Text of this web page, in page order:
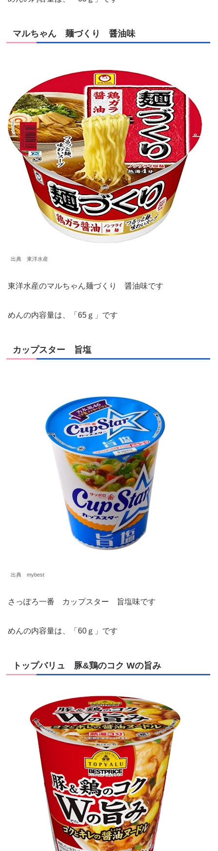
マルちゃん 麺づくり 醤油味
出典 東洋水産
東洋水産のマルちゃん麺づくり 醤油味です
めんの内容量は、「65ｇ」です
カップスター 旨塩
出典 mybest
さっぽろ一番 カップスター 旨塩味です
めんの内容量は、「60ｇ」です
トップバリュ 豚&鶏のコク Wの旨み